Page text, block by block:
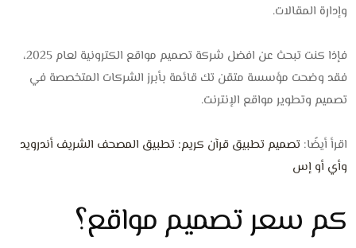
وإدارة المقالات.
فإذا كنت تبحث عن افضل شركة تصميم مواقع الكترونية لعام 2025،
فقد وضحت مؤسسة متقن تك قائمة بأبرز الشركات المتخصصة في
تصميم وتطوير مواقع الإنترنت.
اقرأ أيضًا: تصميم تطبيق قرآن كريم: تطبيق المصحف الشريف أندرويد
وأي أو إس
كم سعر تصميم مواقع؟